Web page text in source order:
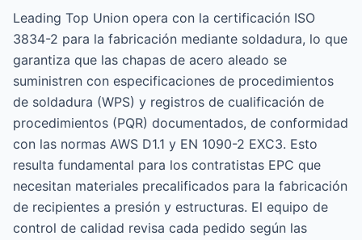
Leading Top Union opera con la certificación ISO
3834-2 para la fabricación mediante soldadura, lo que
garantiza que las chapas de acero aleado se
suministren con especificaciones de procedimientos
de soldadura (WPS) y registros de cualificación de
procedimientos (PQR) documentados, de conformidad
con las normas AWS D1.1 y EN 1090-2 EXC3. Esto
resulta fundamental para los contratistas EPC que
necesitan materiales precalificados para la fabricación
de recipientes a presión y estructuras. El equipo de
control de calidad revisa cada pedido según las